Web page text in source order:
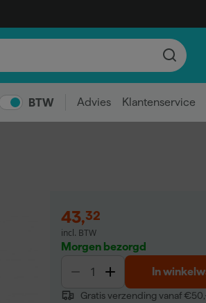
BTW Advies Klantenservice
43,32
incl. BTW
Morgen bezorgd
In
Gratis verzending vanaf